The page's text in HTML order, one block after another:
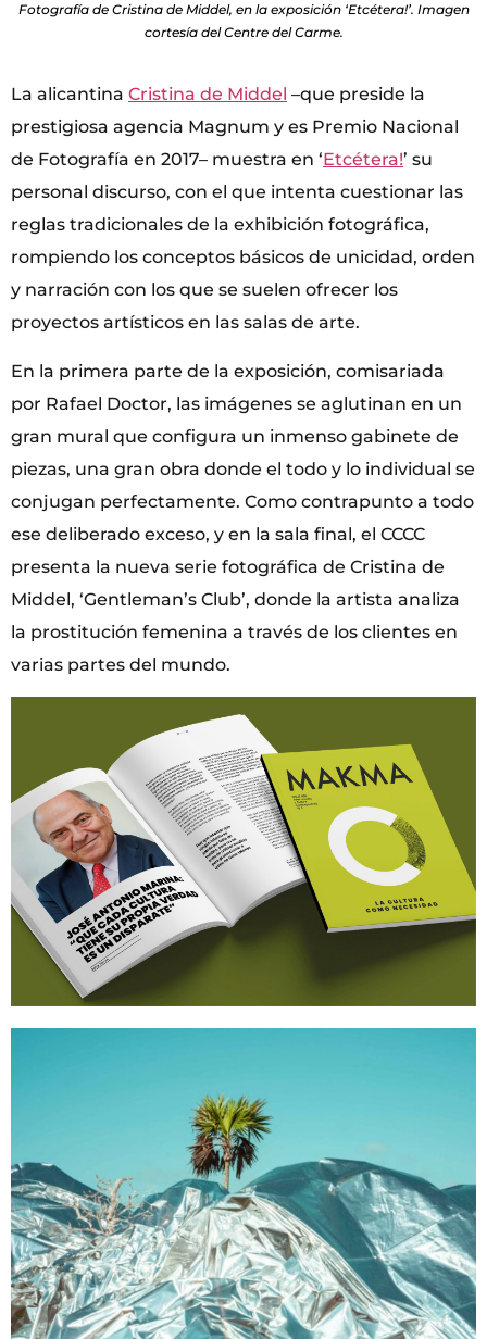
Fotografía de Cristina de Middel, en la exposición ‘Etcétera!’. Imagen
cortesía del Centre del Carme.
La alicantina Cristina de Middel –que preside la
prestigiosa agencia Magnum y es Premio Nacional
de Fotografía en 2017– muestra en ‘Etcétera!’ su
personal discurso, con el que intenta cuestionar las
reglas tradicionales de la exhibición fotográfica,
rompiendo los conceptos básicos de unicidad, orden
y narración con los que se suelen ofrecer los
proyectos artísticos en las salas de arte.
En la primera parte de la exposición, comisariada
por Rafael Doctor, las imágenes se aglutinan en un
gran mural que configura un inmenso gabinete de
piezas, una gran obra donde el todo y lo individual se
conjugan perfectamente. Como contrapunto a todo
ese deliberado exceso, y en la sala final, el CCCC
presenta la nueva serie fotográfica de Cristina de
Middel, ‘Gentleman’s Club’, donde la artista analiza
la prostitución femenina a través de los clientes en
varias partes del mundo.